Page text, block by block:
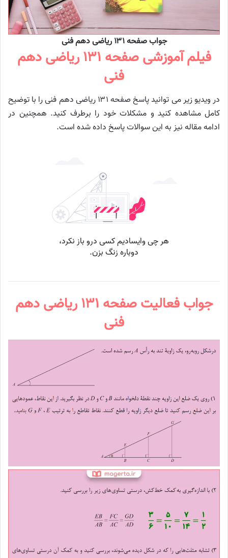
جواب صفحه ۱۳۱ ریاضی دهم فنی
فیلم آموزشی صفحه ۱۳۱ ریاضی دهم
فنی
در ویدیو زیر می توانید پاسخ صفحه ۱۳۱ ریاضی دهم فنی را با توضیح
کامل مشاهده کنید و مشکلات خود را برطرف کنید. همچنین در
ادامه مقاله نیز به این سوالات پاسخ داده شده است.
جواب فعالیت صفحه ۱۳۱ ریاضی دهم
فنی